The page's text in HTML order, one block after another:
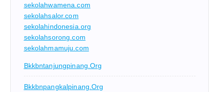
sekolahwamena.com
sekolahsalor.com
sekolahindonesia.org
sekolahsorong.com
sekolahmamuju.com
Bkkbntanjungpinang.org
Bkkbnpangkalpinang.org